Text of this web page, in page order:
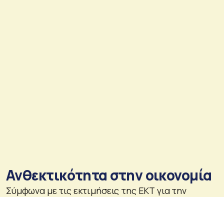
Ανθεκτικότητα στην οικονομία
Σύμφωνα με τις εκτιμήσεις της ΕΚΤ για την